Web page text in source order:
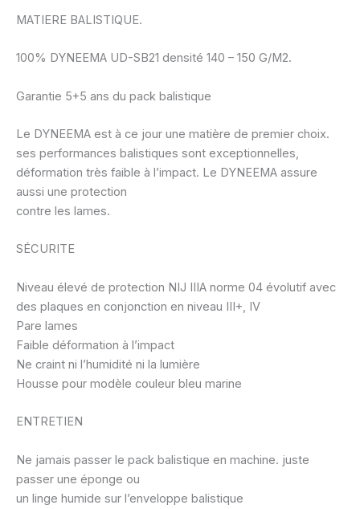
MATIERE BALISTIQUE.
100% DYNEEMA UD-SB21 densité 140 – 150 G/M2.
Garantie 5+5 ans du pack balistique
Le DYNEEMA est à ce jour une matière de premier choix.
ses performances balistiques sont exceptionnelles,
déformation très faible à l’impact. Le DYNEEMA assure
aussi une protection
contre les lames.
SÉCURITE
Niveau élevé de protection NIJ IIIA norme 04 évolutif avec
des plaques en conjonction en niveau III+, IV
Pare lames
Faible déformation à l’impact
Ne craint ni l’humidité ni la lumière
Housse pour modèle couleur bleu marine
ENTRETIEN
Ne jamais passer le pack balistique en machine. juste
passer une éponge ou
un linge humide sur l’enveloppe balistique